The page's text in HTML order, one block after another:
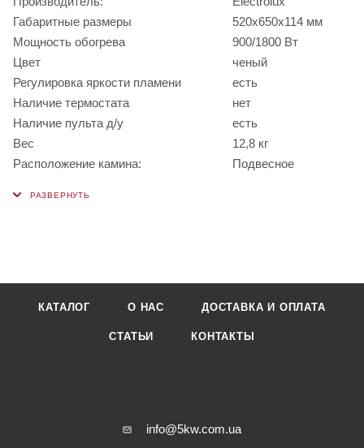
Габаритные размеры
520х650х114 мм
Мощность обогрева
900/1800 Вт
Цвет
ченый
Регулировка яркости пламени
есть
Наличие термостата
нет
Наличие пульта д/у
есть
Вес
12,8 кг
Расположение камина:
Подвесное
КАТАЛОГ О НАС ДОСТАВКА И ОПЛАТА
СТАТЬИ КОНТАКТЫ
info@5kw.com.ua